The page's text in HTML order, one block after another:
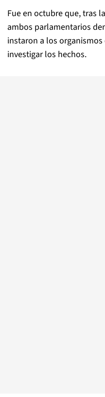
Fue en octubre que, tras
ambos parlamentarios
instaron a los
investigar los hechos.